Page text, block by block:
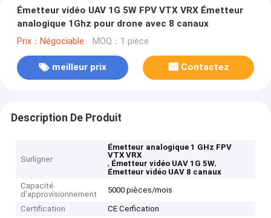
Émetteur vidéo UAV 1G 5W FPV VTX VRX Émetteur
analogique 1Ghz pour drone avec 8 canaux
Prix：Négociable MOQ：1 pièce
meilleur prix Contactez
Description De Produit
Surligner
Émetteur analogique 1 GHz FPV
VTX VRX
, Émetteur vidéo UAV 1G 5W,
Émetteur vidéo UAV 8 canaux
Capacité
d'approvisionnement
5000 pièces/mois
Certification
CE Cerfication